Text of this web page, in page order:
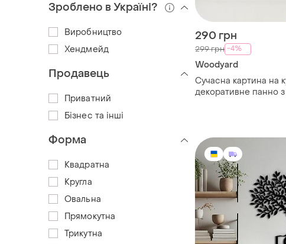
290 грн
299 грн -4%
Woodyard
Сучасна картина на
декоративне панно
Зроблено в Україні?
Виробництво
Хендмейд
Продавець
Приватний
Бізнес та інші
Форма
Квадратна
Кругла
Овальна
Прямокутна
Трикутна